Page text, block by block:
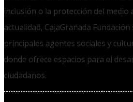
inclusión o la protección del medio
actualidad, CajaGranada
principales agentes sociales y
donde ofrece espacios para el
ciudadanos.